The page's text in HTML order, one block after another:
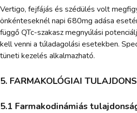
Vertigo, fejfájás és szédülés volt
önkénteseknél napi 680mg adása
függő QTc-szakasz megnyúlási
kell venni a túladagolási esetekben.
tüneti kezelés alkalmazható.
5. FARMAKOLÓGIAI
5.1 Farmakodinámiás